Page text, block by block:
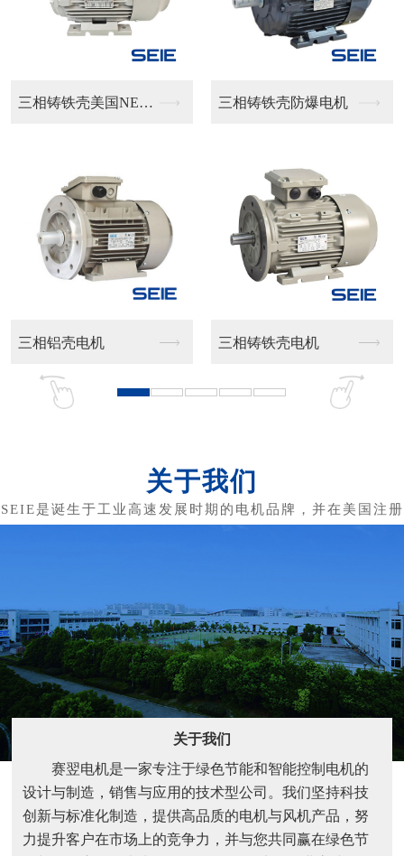
三相铸铁壳美国NEM... 三相铸铁壳防爆电机
壳电机 三相铸铁壳电机
关于我们
关于我们
赛翌电机是一家专注于绿色节能和智能控制电机的
设计与制造，销售与应用的技术型公司。我们坚持科技
创新与标准化制造，提供高品质的电机与风机产品，努
力提升客户在市场上的竞争力，并与您共同赢在绿色节